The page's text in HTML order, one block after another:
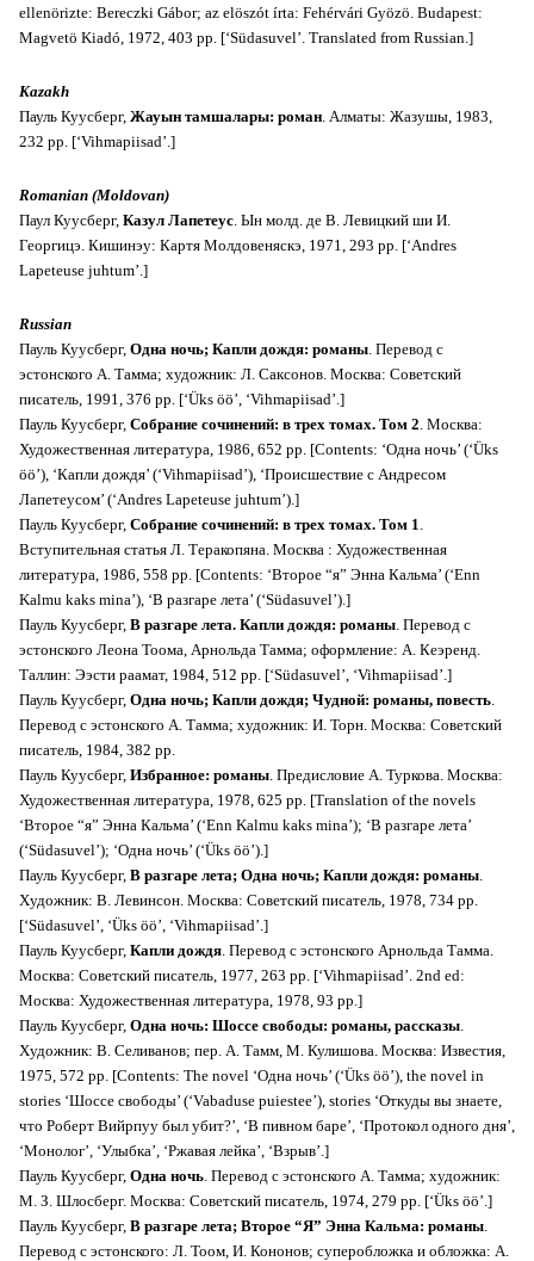
ellenörizte: Bereczki Gábor; az elöszót írta: Fehérvári Gyözö. Budapest:
Magvetö Kiadó, 1972, 403 pp. [‘Südasuvel’. Translated from Russian.]
Kazakh
Пауль Куусберг, Жауын тамшалары: роман. Алматы: Жазушы, 1983,
232 pp. [‘Vihmapiisad’.]
Romanian (Moldovan)
Паул Куусберг, Казул Лапетеус. Ын молд. де В. Левицкий ши И.
Георгицэ. Кишинэу: Картя Молдовеняскэ, 1971, 293 pp. [‘Andres
Lapeteuse juhtum’.]
Russian
Пауль Куусберг, Одна ночь; Капли дождя: романы. Перевод с
эстонского А. Тамма; художник: Л. Саксонов. Москва: Советский
писатель, 1991, 376 pp. [‘Üks öö’, ‘Vihmapiisad’.]
Пауль Куусберг, Собрание сочинений: в трех томах. Том 2. Москва:
Художественная литература, 1986, 652 pp. [Contents: ‘Одна ночь’ (‘Üks
öö’), ‘Капли дождя’ (‘Vihmapiisad’), ‘Происшествие с Андресом
Лапетеусом’ (‘Andres Lapeteuse juhtum’).]
Пауль Куусберг, Собрание сочинений: в трех томах. Том 1.
Bступительная статья Л. Теракопяна. Москва : Художественная
литература, 1986, 558 pp. [Contents: ‘Второе “я” Энна Кальма’ (‘Enn
Kalmu kaks mina’), ‘В разгаре лета’ (‘Südasuvel’).]
Пауль Куусберг, В разгаре лета. Капли дождя: романы. Перевод с
эстонского Леона Тоома, Арнольда Тамма; оформление: А. Кеэренд.
Таллин: Ээсти раамат, 1984, 512 pp. [‘Südasuvel’, ‘Vihmapiisad’.]
Пауль Куусберг, Одна ночь; Капли дождя; Чудной: романы, повесть.
Перевод с эстонского А. Тамма; художник: И. Торн. Москва: Советский
писатель, 1984, 382 pp.
Пауль Куусберг, Избранное: романы. Предисловие А. Туркова. Москва:
Художественная литература, 1978, 625 pp. [Translation of the novels
‘Второе “я” Энна Кальма’ (‘Enn Kalmu kaks mina’); ‘В разгаре лета’
(‘Südasuvel’); ‘Одна ночь’ (‘Üks öö’).]
Пауль Куусберг, В разгаре лета; Одна ночь; Капли дождя: романы.
Xудожник: В. Левинсон. Москва: Советский писатель, 1978, 734 pp.
[‘Südasuvel’, ‘Üks öö’, ‘Vihmapiisad’.]
Пауль Куусберг, Капли дождя. Перевод с эстонского Арнольда Тамма.
Москва: Советский писатель, 1977, 263 pp. [‘Vihmapiisad’. 2nd ed:
Москва: Художественная литература, 1978, 93 pp.]
Пауль Куусберг, Одна ночь: Шоссе свободы: романы, рассказы.
Xудожник: В. Селиванов; пер. А. Тамм, М. Кулишова. Москва: Известия,
1975, 572 pp. [Contents: The novel ‘Одна ночь’ (‘Üks öö’), the novel in
stories ‘Шоссе свободы’ (‘Vabaduse puiestee’), stories ‘Откуды вы знаете,
что Роберт Вийрпуу был убит?’, ‘В пивном баре’, ‘Протокол одного дня’,
‘Монолог’, ‘Улыбка’, ‘Ржавая лейка’, ‘Взрыв’.]
Пауль Куусберг, Одна ночь. Перевод с эстонского А. Тамма; художник:
М. З. Шлосберг. Москва: Советский писатель, 1974, 279 pp. [‘Üks öö’.]
Пауль Куусберг, В разгаре лета; Второе “Я” Энна Кальма: романы.
Перевод с эстонского: Л. Тоом, И. Кононов; суперобложка и обложка: А.